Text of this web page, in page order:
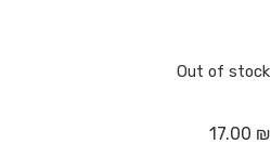
Out of stock
17.00 ₪